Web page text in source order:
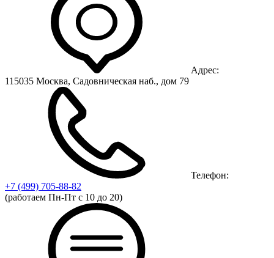
Адрес:
115035 Москва, Садовническая наб., дом 79
Телефон:
+7 (499) 705-88-82
(работаем Пн-Пт с 10 до 20)